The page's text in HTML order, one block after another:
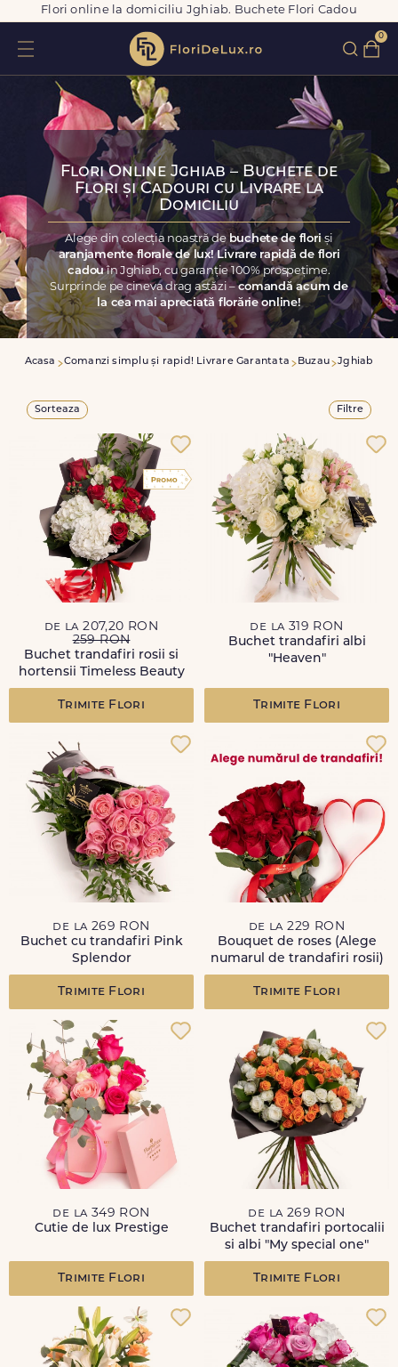
Flori online la domiciliu Jghiab. Buchete Flori Cadou
0
Flori Online Jghiab – Buchete de
Flori și Cadouri cu Livrare la
Domiciliu
Alege din colecția noastră de buchete de floriși
aranjamente florale de lux! Livrare rapidă de flori
cadouîn Jghiab, cu garanție 100% prospețime.
Surprinde pe cineva drag astăzi –comandă acum de
la cea mai apreciată florărie online!
Acasa Comanzi simplu și rapid! Livrare Garantata Buzau Jghiab
Sorteaza Filtre
de la 207,20 RON
259 RON
Buchet trandafiri rosii si
hortensii Timeless Beauty
Trimite Flori
de la 319 RON
Buchet trandafiri albi
"Heaven"
Trimite Flori
de la 269 RON
Buchet cu trandafiri Pink
Splendor
Trimite Flori
de la 229 RON
Bouquet de roses (Alege
numarul de trandafiri rosii)
Trimite Flori
de la 349 RON
Cutie de lux Prestige
Trimite Flori
de la 269 RON
Buchet trandafiri portocalii
si albi "My special one"
Trimite Flori